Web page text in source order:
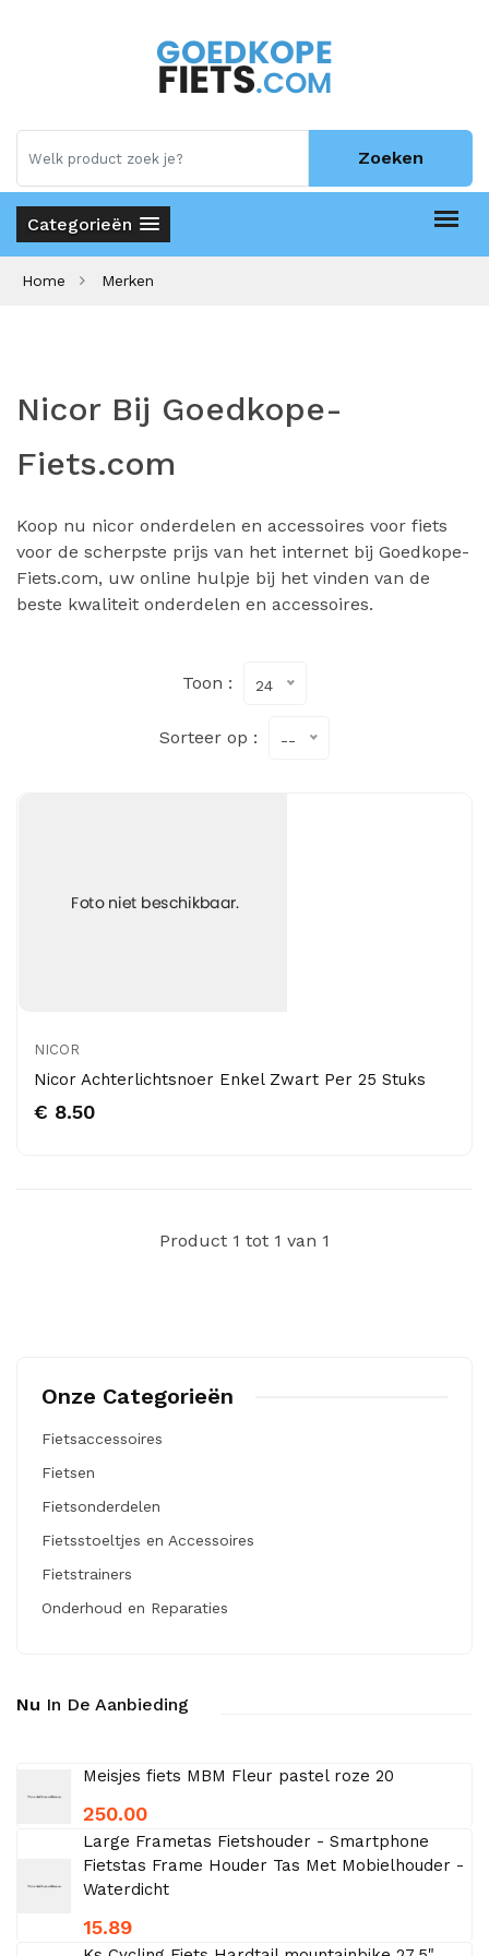
Zoeken
Categorieën
Home Merken
Nicor Bij Goedkope-
Fiets.com
Koop nu nicor onderdelen en accessoires voor fiets
voor de scherpste prijs van het internet bij Goedkope-
Fiets.com, uw online hulpje bij het vinden van de
beste kwaliteit onderdelen en accessoires.
Toon : 24
Sorteer op : --
NICOR
Nicor Achterlichtsnoer Enkel Zwart Per 25 Stuks
€ 8.50
Product 1 tot 1 van 1
Onze Categorieën
Fietsaccessoires
Fietsen
Fietsonderdelen
Fietsstoeltjes en Accessoires
Fietstrainers
Onderhoud en Reparaties
Nu In De Aanbieding
Meisjes fiets MBM Fleur pastel roze 20
250.00
Large Frametas Fietshouder - Smartphone
Fietstas Frame Houder Tas Met Mobielhouder -
Waterdicht
15.89